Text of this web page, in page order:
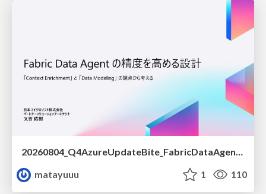
matayuuu
1 110